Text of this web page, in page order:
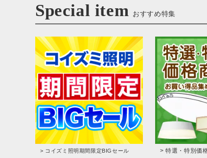
Special item おすすめ特集
> コイズミ照明期間限定BIGセール > 特選・特別価